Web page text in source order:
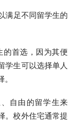
满足不同留学生的
的首选，因为其便
学生可以选择单人
自由的留学生来
。校外住宅通常提